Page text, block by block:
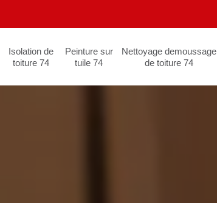
Isolation de
toiture 74
Peinture sur
tuile 74
Nettoyage demoussage
de toiture 74